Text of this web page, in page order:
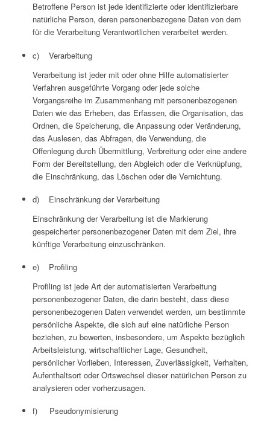
Betroffene Person ist jede identifizierte oder identifizierbare
natürliche Person, deren personenbezogene Daten von dem
für die Verarbeitung Verantwortlichen verarbeitet werden.
c) Verarbeitung
Verarbeitung ist jeder mit oder ohne Hilfe automatisierter
Verfahren ausgeführte Vorgang oder jede solche
Vorgangsreihe im Zusammenhang mit personenbezogenen
Daten wie das Erheben, das Erfassen, die Organisation, das
Ordnen, die Speicherung, die Anpassung oder Veränderung,
das Auslesen, das Abfragen, die Verwendung, die
Offenlegung durch Übermittlung, Verbreitung oder eine andere
Form der Bereitstellung, den Abgleich oder die Verknüpfung,
die Einschränkung, das Löschen oder die Vernichtung.
d) Einschränkung der Verarbeitung
Einschränkung der Verarbeitung ist die Markierung
gespeicherter personenbezogener Daten mit dem Ziel, ihre
künftige Verarbeitung einzuschränken.
e) Profiling
Profiling ist jede Art der automatisierten Verarbeitung
personenbezogener Daten, die darin besteht, dass diese
personenbezogenen Daten verwendet werden, um bestimmte
persönliche Aspekte, die sich auf eine natürliche Person
beziehen, zu bewerten, insbesondere, um Aspekte bezüglich
Arbeitsleistung, wirtschaftlicher Lage, Gesundheit,
persönlicher Vorlieben, Interessen, Zuverlässigkeit, Verhalten,
Aufenthaltsort oder Ortswechsel dieser natürlichen Person zu
analysieren oder vorherzusagen.
f) Pseudonymisierung